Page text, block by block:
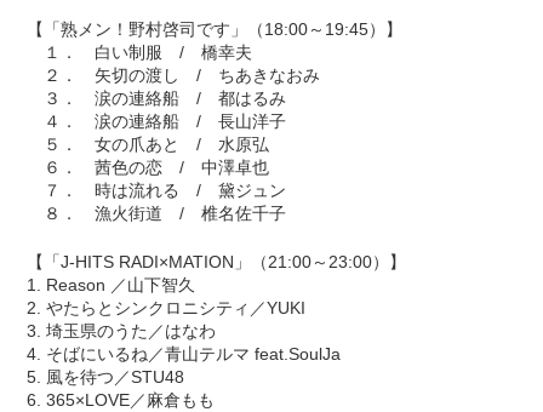
【「熟メン！野村啓司です」（18:00～19:45）】
１． 白い制服 / 橋幸夫
２． 矢切の渡し / ちあきなおみ
３． 涙の連絡船 / 都はるみ
４． 涙の連絡船 / 長山洋子
５． 女の爪あと / 水原弘
６． 茜色の恋 / 中澤卓也
７． 時は流れる / 黛ジュン
８． 漁火街道 / 椎名佐千子
【「J-HITS RADI×MATION」（21:00～23:00）】
1. Reason ／山下智久
2. やたらとシンクロニシティ／YUKI
3. 埼玉県のうた／はなわ
4. そばにいるね／青山テルマ feat.SoulJa
5. 風を待つ／STU48
6. 365×LOVE／麻倉もも